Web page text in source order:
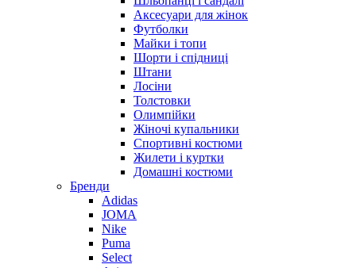
Аксесуари для жінок
Футболки
Майки і топи
Шорти і спідниці
Штани
Лосіни
Толстовки
Олимпійки
Жіночі купальники
Спортивні костюми
Жилети і куртки
Домашні костюми
Бренди
Adidas
JOMA
Nike
Puma
Select